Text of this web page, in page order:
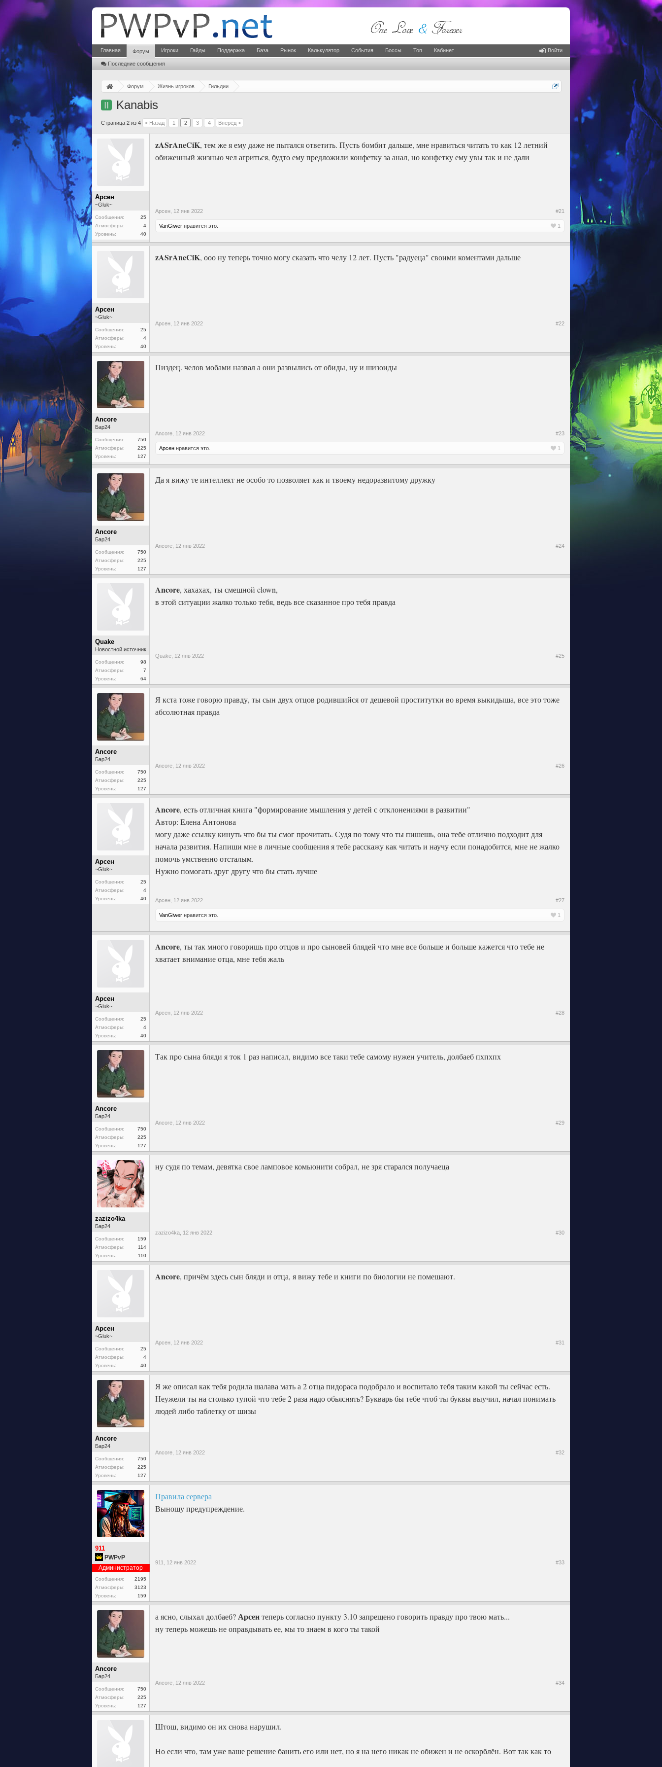
Главная Форум
Последние сообщения
Игроки Гайды Поддержка База Рынок Калькулятор События Боссы Топ Кабинет Войти
Форум Жизнь игроков Гильдии
II Kanabis
Страница 2 из 4 < Назад 1 2 3 4 Вперёд >
Арсен
~Gluk~
Сообщения:
25
Атмосферы:
4
Уровень:
40
zASrAneCiK, тем же я ему даже не пытался ответить. Пусть бомбит дальше, мне нравиться читать то как 12 летний
обиженный жизнью чел агриться, будто ему предложили конфетку за анал, но конфетку ему увы так и не дали
Арсен, 12 янв 2022 #21
VanGiwer нравится это. 1
Арсен
~Gluk~
Сообщения:
25
Атмосферы:
4
Уровень:
40
zASrAneCiK, ооо ну теперь точно могу сказать что челу 12 лет. Пусть "радуеца" своими коментами дальше
Арсен, 12 янв 2022 #22
Ancore
Бар24
Сообщения:
750
Атмосферы:
225
Уровень:
127
Пиздец. челов мобами назвал а они развылись от обиды, ну и шизоиды
Ancore, 12 янв 2022 #23
Арсен нравится это. 1
Ancore
Бар24
Сообщения:
750
Атмосферы:
225
Уровень:
127
Да я вижу те интеллект не особо то позволяет как и твоему недоразвитому дружку
Ancore, 12 янв 2022 #24
Quake
Новостной источник
Сообщения:
98
Атмосферы:
7
Уровень:
64
Ancore, хахахах, ты смешной clown,
в этой ситуации жалко только тебя, ведь все сказанное про тебя правда
Quake, 12 янв 2022 #25
Ancore
Бар24
Сообщения:
750
Атмосферы:
225
Уровень:
127
Я кста тоже говорю правду, ты сын двух отцов родившийся от дешевой проститутки во время выкидыша, все это тоже
абсолютная правда
Ancore, 12 янв 2022 #26
Арсен
~Gluk~
Сообщения:
25
Атмосферы:
4
Уровень:
40
Ancore, есть отличная книга "формирование мышления у детей с отклонениями в развитии"
Автор: Елена Антонова
могу даже ссылку кинуть что бы ты смог прочитать. Судя по тому что ты пишешь, она тебе отлично подходит для
начала развития. Напиши мне в личные сообщения я тебе расскажу как читать и научу если понадобится, мне не жалко
помочь умственно отсталым.
Нужно помогать друг другу что бы стать лучше
Арсен, 12 янв 2022 #27
VanGiwer нравится это. 1
Арсен
~Gluk~
Сообщения:
25
Атмосферы:
4
Уровень:
40
Ancore, ты так много говоришь про отцов и про сыновей блядей что мне все больше и больше кажется что тебе не
хватает внимание отца, мне тебя жаль
Арсен, 12 янв 2022 #28
Ancore
Бар24
Сообщения:
750
Атмосферы:
225
Уровень:
127
Так про сына бляди я ток 1 раз написал, видимо все таки тебе самому нужен учитель, долбаеб пхпхпх
Ancore, 12 янв 2022 #29
zazizo4ka
Бар24
Сообщения:
159
Атмосферы:
114
Уровень:
110
ну судя по темам, девятка свое ламповое комьюнити собрал, не зря старался получаеца
zazizo4ka, 12 янв 2022 #30
Арсен
~Gluk~
Сообщения:
25
Атмосферы:
4
Уровень:
40
Ancore, причём здесь сын бляди и отца, я вижу тебе и книги по биологии не помешают.
Арсен, 12 янв 2022 #31
Ancore
Бар24
Сообщения:
750
Атмосферы:
225
Уровень:
127
Я же описал как тебя родила шалава мать а 2 отца пидораса подобрало и воспитало тебя таким какой ты сейчас есть.
Неужели ты на столько тупой что тебе 2 раза надо обьяснять? Букварь бы тебе чтоб ты буквы выучил, начал понимать
людей либо таблетку от шизы
Ancore, 12 янв 2022 #32
911
PWPvP
Администратор
Сообщения:
2195
Атмосферы:
3123
Уровень:
159
Правила сервера
Выношу предупреждение.
911, 12 янв 2022 #33
Ancore
Бар24
Сообщения:
750
Атмосферы:
225
Уровень:
127
а ясно, слыхал долбаеб?Арсентеперь согласно пункту 3.10 запрещено говорить правду про твою мать...
ну теперь можешь не оправдывать ее, мы то знаем в кого ты такой
Ancore, 12 янв 2022 #34
Штош, видимо он их снова нарушил.
Но если что, там уже ваше решение банить его или нет, но я на него никак не обижен и не оскорблён. Вот так как то